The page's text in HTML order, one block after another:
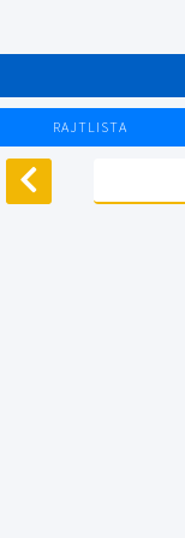
RAJTLISTA